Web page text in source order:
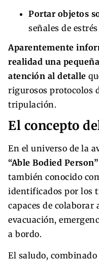
Portar objetos
señales de
Aparentemente
realidad una
atención al detalle
rigurosos protocolos
tripulación.
El concepto
En el universo de la
“Able Bodied
también conocido
identificados por los
capaces de colaborar
evacuación,
a bordo.
El saludo,